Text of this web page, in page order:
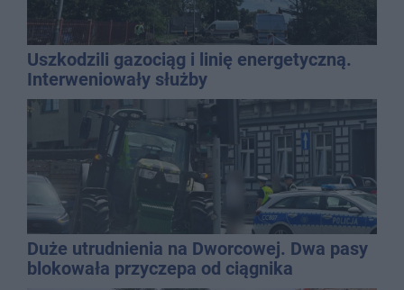
Uszkodzili gazociąg i linię energetyczną.
Interweniowały służby
Duże utrudnienia na Dworcowej. Dwa pasy
blokowała przyczepa od ciągnika